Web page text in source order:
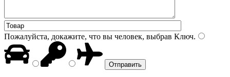
Пожалуйста, докажите, что вы человек, выбрав Ключ.